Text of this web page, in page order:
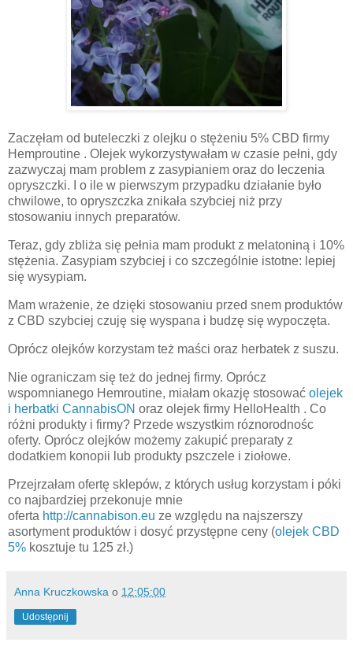
Zaczęłam od buteleczki z olejku o stężeniu 5% CBD firmy
Hemproutine . Olejek wykorzystywałam w czasie pełni, gdy
zazwyczaj mam problem z zasypianiem oraz do leczenia
opryszczki. I o ile w pierwszym przypadku działanie było
chwilowe, to opryszczka znikała szybciej niż przy
stosowaniu innych preparatów.
Teraz, gdy zbliża się pełnia mam produkt z melatoniną i 10%
stężenia. Zasypiam szybciej i co szczególnie istotne: lepiej
się wysypiam.
Mam wrażenie, że dzięki stosowaniu przed snem produktów
z CBD szybciej czuję się wyspana i budzę się wypoczęta.
Oprócz olejków korzystam też maści oraz herbatek z suszu.
Nie ograniczam się też do jednej firmy. Oprócz
wspomnianego Hemroutine, miałam okazję stosować olejek
i herbatki CannabisON oraz olejek firmy HelloHealth . Co
różni produkty i firmy? Przede wszystkim róznorodnośc
oferty. Oprócz olejków możemy zakupić preparaty z
dodatkiem konopii lub produkty pszczele i ziołowe.
Przejrzałam ofertę sklepów, z których usług korzystam i póki
co najbardziej przekonuje mnie
oferta http://cannabison.eu ze względu na najszerszy
asortyment produktów i dosyć przystępne ceny (olejek CBD
5% kosztuje tu 125 zł.)
Anna Kruczkowska o 12:05:00
Udostępnij